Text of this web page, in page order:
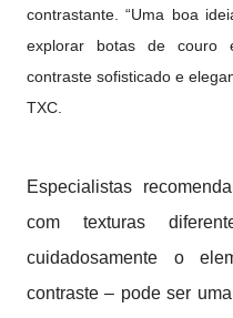
contrastante. “Uma boa
explorar botas de couro
contraste sofisticado e
TXC.
Especialistas
com texturas
cuidadosamente o
contraste – pode ser